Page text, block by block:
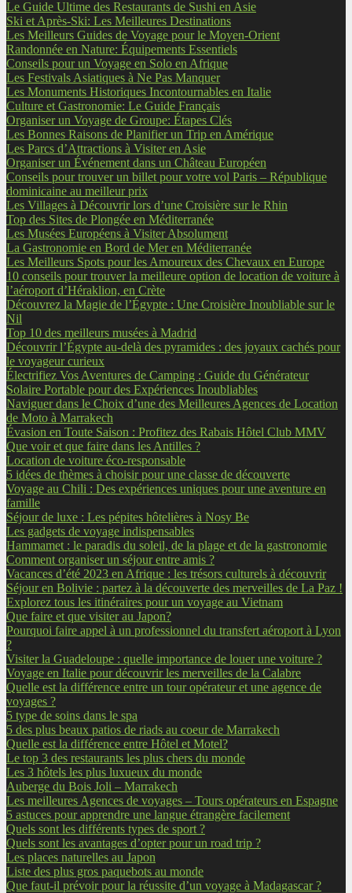
Le Guide Ultime des Restaurants de Sushi en Asie
Ski et Après-Ski: Les Meilleures Destinations
Les Meilleurs Guides de Voyage pour le Moyen-Orient
Randonnée en Nature: Équipements Essentiels
Conseils pour un Voyage en Solo en Afrique
Les Festivals Asiatiques à Ne Pas Manquer
Les Monuments Historiques Incontournables en Italie
Culture et Gastronomie: Le Guide Français
Organiser un Voyage de Groupe: Étapes Clés
Les Bonnes Raisons de Planifier un Trip en Amérique
Les Parcs d’Attractions à Visiter en Asie
Organiser un Événement dans un Château Européen
Conseils pour trouver un billet pour votre vol Paris – République
dominicaine au meilleur prix
Les Villages à Découvrir lors d’une Croisière sur le Rhin
Top des Sites de Plongée en Méditerranée
Les Musées Européens à Visiter Absolument
La Gastronomie en Bord de Mer en Méditerranée
Les Meilleurs Spots pour les Amoureux des Chevaux en Europe
10 conseils pour trouver la meilleure option de location de voiture à
l’aéroport d’Héraklion, en Crète
Découvrez la Magie de l’Égypte : Une Croisière Inoubliable sur le
Nil
Top 10 des meilleurs musées à Madrid
Découvrir l’Égypte au-delà des pyramides : des joyaux cachés pour
le voyageur curieux
Électrifiez Vos Aventures de Camping : Guide du Générateur
Solaire Portable pour des Expériences Inoubliables
Naviguer dans le Choix d’une des Meilleures Agences de Location
de Moto à Marrakech
Évasion en Toute Saison : Profitez des Rabais Hôtel Club MMV
Que voir et que faire dans les Antilles ?
Location de voiture éco-responsable
5 idées de thèmes à choisir pour une classe de découverte
Voyage au Chili : Des expériences uniques pour une aventure en
famille
Séjour de luxe : Les pépites hôtelières à Nosy Be
Les gadgets de voyage indispensables
Hammamet : le paradis du soleil, de la plage et de la gastronomie
Comment organiser un séjour entre amis ?
Vacances d’été 2023 en Afrique : les trésors culturels à découvrir
Séjour en Bolivie : partez à la découverte des merveilles de La Paz !
Explorez tous les itinéraires pour un voyage au Vietnam
Que faire et que visiter au Japon?
Pourquoi faire appel à un professionnel du transfert aéroport à Lyon
?
Visiter la Guadeloupe : quelle importance de louer une voiture ?
Voyage en Italie pour découvrir les merveilles de la Calabre
Quelle est la différence entre un tour opérateur et une agence de
voyages ?
5 type de soins dans le spa
5 des plus beaux patios de riads au coeur de Marrakech
Quelle est la différence entre Hôtel et Motel?
Le top 3 des restaurants les plus chers du monde
Les 3 hôtels les plus luxueux du monde
Auberge du Bois Joli – Marrakech
Les meilleures Agences de voyages – Tours opérateurs en Espagne
5 astuces pour apprendre une langue étrangère facilement
Quels sont les différents types de sport ?
Quels sont les avantages d’opter pour un road trip ?
Les places naturelles au Japon
Liste des plus gros paquebots au monde
Que faut-il prévoir pour la réussite d’un voyage à Madagascar ?